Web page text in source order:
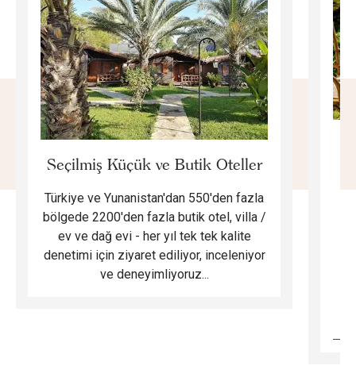
Seçilmiş Küçük ve Butik Oteller
Türkiye ve Yunanistan'dan 550'den fazla
bölgede 2200'den fazla butik otel, villa /
ev ve dağ evi - her yıl tek tek kalite
denetimi için ziyaret ediliyor, inceleniyor
ve deneyimliyoruz...